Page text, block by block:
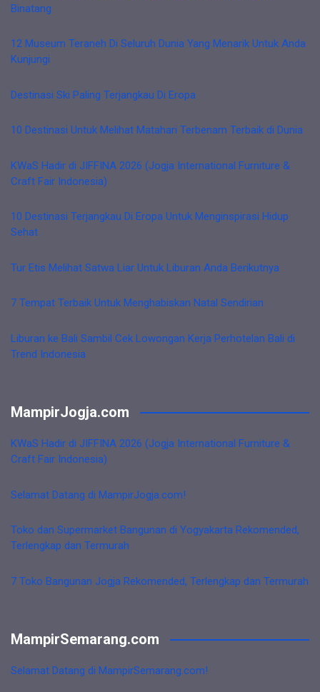
Binatang
12 Museum Teraneh Di Seluruh Dunia Yang Menarik Untuk Anda
Kunjungi
Destinasi Ski Paling Terjangkau Di Eropa
10 Destinasi Untuk Melihat Matahari Terbenam Terbaik di Dunia
KWaS Hadir di JIFFINA 2026 (Jogja International Furniture &
Craft Fair Indonesia)
10 Destinasi Terjangkau Di Eropa Untuk Menginspirasi Hidup
Sehat
Tur Etis Melihat Satwa Liar Untuk Liburan Anda Berikutnya
7 Tempat Terbaik Untuk Menghabiskan Natal Sendirian
Liburan ke Bali Sambil Cek Lowongan Kerja Perhotelan Bali di
Trend Indonesia
MampirJogja.com
KWaS Hadir di JIFFINA 2026 (Jogja International Furniture &
Craft Fair Indonesia)
Selamat Datang di MampirJogja.com!
Toko dan Supermarket Bangunan di Yogyakarta Rekomended,
Terlengkap dan Termurah
7 Toko Bangunan Jogja Rekomended, Terlengkap dan Termurah
MampirSemarang.com
Selamat Datang di MampirSemarang.com!